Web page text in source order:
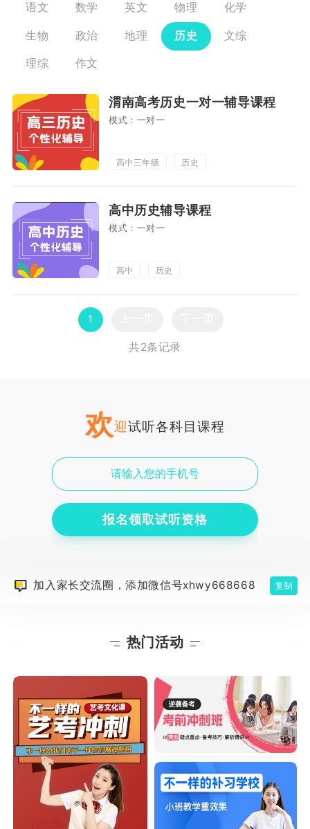
语文 数学 英文 物理 化学
生物 政治 地理 历史 文综
理综 作文
渭南高考历史一对一辅导课程
模式：一对一
高中三年级 历史
高中历史辅导课程
模式：一对一
高中 历史
1
共2条记录
欢迎试听各科目课程
报名领取试听资格
加入家长交流圈，添加微信号xhwy668668 复制
热门活动